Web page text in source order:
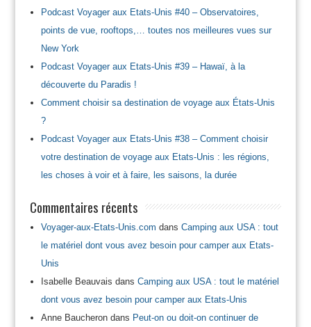
Podcast Voyager aux Etats-Unis #40 – Observatoires,
points de vue, rooftops,… toutes nos meilleures vues sur
New York
Podcast Voyager aux Etats-Unis #39 – Hawaï, à la
découverte du Paradis !
Comment choisir sa destination de voyage aux États-Unis
?
Podcast Voyager aux Etats-Unis #38 – Comment choisir
votre destination de voyage aux Etats-Unis : les régions,
les choses à voir et à faire, les saisons, la durée
Commentaires récents
Voyager-aux-Etats-Unis.com dans Camping aux USA : tout
le matériel dont vous avez besoin pour camper aux Etats-
Unis
Isabelle Beauvais dans Camping aux USA : tout le matériel
dont vous avez besoin pour camper aux Etats-Unis
Anne Baucherondans Peut-on ou doit-on continuer de